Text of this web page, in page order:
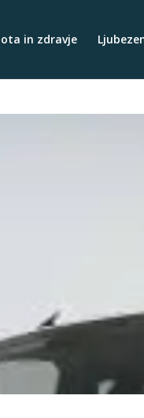
in zdravje